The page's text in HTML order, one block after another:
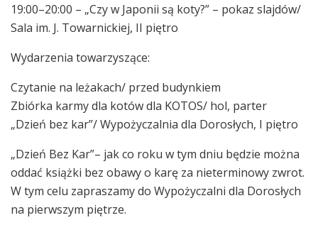
19:00–20:00 – „Czy w Japonii są koty?” – pokaz slajdów/
Sala im. J. Towarnickiej, II piętro
Wydarzenia towarzyszące:
Czytanie na leżakach/ przed budynkiem
Zbiórka karmy dla kotów dla KOTOS/ hol, parter
„Dzień bez kar”/ Wypożyczalnia dla Dorosłych, I piętro
„Dzień Bez Kar”– jak co roku w tym dniu będzie można
oddać książki bez obawy o karę za nieterminowy zwrot.
W tym celu zapraszamy do Wypożyczalni dla Dorosłych
na pierwszym piętrze.